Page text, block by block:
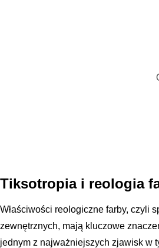
Tiksotropia i reologia
Właściwości reologiczne farby, czyli
zewnętrznych, mają kluczowe
jednym z najważniejszych zjawisk w